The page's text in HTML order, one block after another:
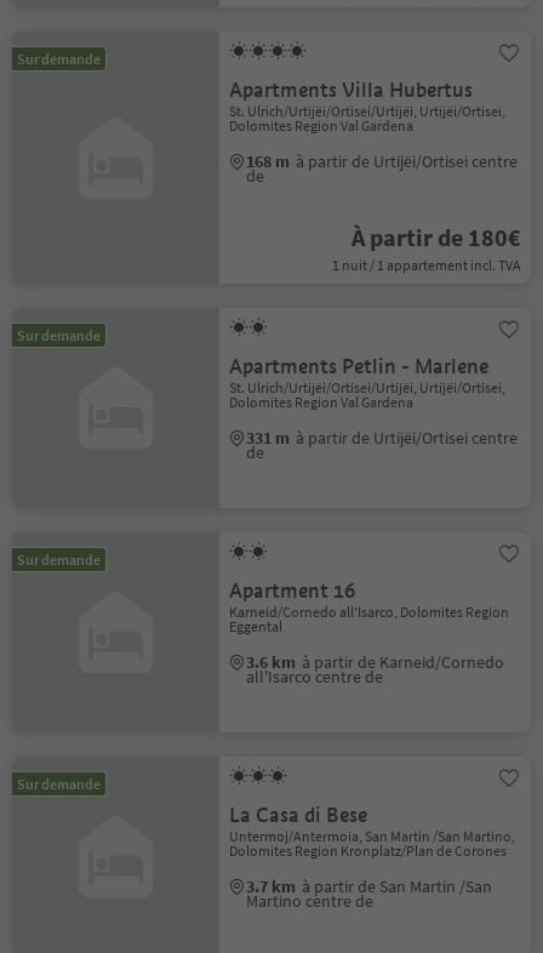
Sur demande
Apartments Villa Hubertus
St. Ulrich/Urtijëi/Ortisei/Urtijëi, Urtijëi/Ortisei,
Dolomites Region Val Gardena
168 m à partir de Urtijëi/Ortisei centre
de
À partir de 180€
1 nuit / 1 appartement incl. TVA
Sur demande
Apartments Petlin - Marlene
St. Ulrich/Urtijëi/Ortisei/Urtijëi, Urtijëi/Ortisei,
Dolomites Region Val Gardena
331 m à partir de Urtijëi/Ortisei centre
de
Sur demande
Apartment 16
Karneid/Cornedo all'Isarco, Dolomites Region
Eggental
3.6 km à partir de Karneid/Cornedo
all'Isarco centre de
Sur demande
La Casa di Bese
Untermoj/Antermoia, San Martin /San Martino,
Dolomites Region Kronplatz/Plan de Corones
3.7 km à partir de San Martin /San
Martino centre de